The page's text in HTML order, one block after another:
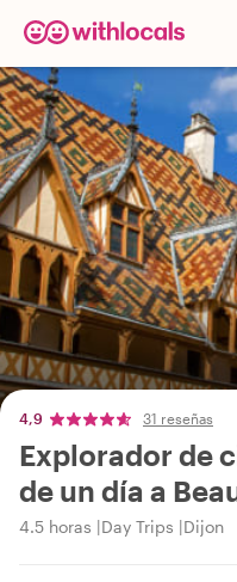
4,9 31 reseñas
Explorador de
de un día a
4.5 horas Day Trips Dijon